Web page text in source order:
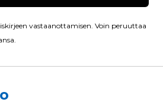
vastaanottamisen. Voin peruuttaa